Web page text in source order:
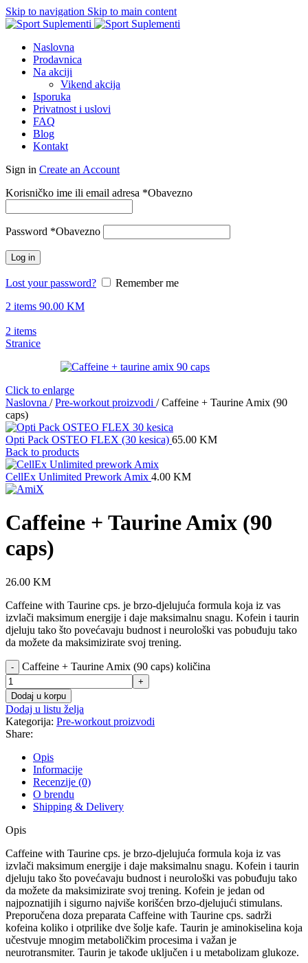
Skip to navigation Skip to main content
Naslovna
Prodavnica
Na akciji
Vikend akcija
Isporuka
Privatnost i uslovi
FAQ
Blog
Kontakt
Sign in Create an Account
Korisničko ime ili email adresa *Obavezno
Password *Obavezno
Log in
Lost your password?
Remember me
2 items 90.00 KM
2 items
Stranice
Click to enlarge
Naslovna / Pre-workout proizvodi / Caffeine + Taurine Amix (90
caps)
Opti Pack OSTEO FLEX (30 kesica) 65.00 KM
Back to products
CellEx Unlimited Prework Amix 4.00 KM
Caffeine + Taurine Amix (90
caps)
26.00 KM
Caffeine with Taurine cps. je brzo-djelujuća formula koja iz vas
izvlači maksimum energije i daje maksimalnu snagu. Kofein i taurin
djeluju tako što povećavaju budnost i neurološki vas pobuđuju tako
da možete da maksimizirate svoj trening.
- Caffeine + Taurine Amix (90 caps) količina
+
Dodaj u korpu
Dodaj u listu želja
Kategorija: Pre-workout proizvodi
Share:
Opis
Informacije
Recenzije (0)
O brendu
Shipping & Delivery
Opis
Caffeine with Taurine cps. je brzo-djelujuća formula koja iz vas
izvlači maksimum energije i daje maksimalnu snagu. Kofein i taurin
djeluju tako što povećavaju budnost i neurološki vas pobuđuju tako
da možete da maksimizirate svoj trening. Kofein je jedan od
najpoznatijih i sigurno najviše korišćen brzo-djelujući stimulans.
Preporučena doza preparata Caffeine with Taurine cps. sadrži
kofeina koliko i otprilike dve šolje kafe. Taurin je aminokiselina koja
učestvuje mnogim metaboličkim procesima i važan je
neurotransmiter. Taurin je takođe uključen i u metabolizam glukoze.